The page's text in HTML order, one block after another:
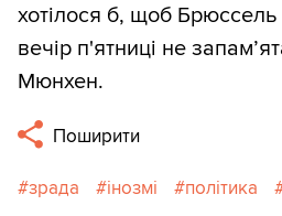
хотілося б, щоб Брюссель
вечір п'ятниці не
Мюнхен.
Поширити
зрада інозмі політика